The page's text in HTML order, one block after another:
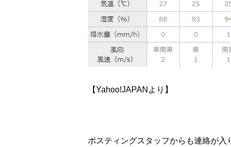
【Yahoo!JAPANより】
ポスティングスタッフからも連絡が